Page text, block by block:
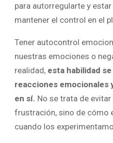
para autorregularte y
mantener el control en el
Tener autocontrol
nuestras emociones o
realidad, esta habilidad
reacciones emocionales
en sí. No se trata de
frustración, sino de cómo
cuando los